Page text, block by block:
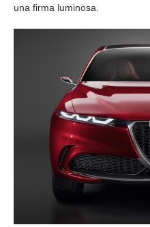
una firma luminosa.